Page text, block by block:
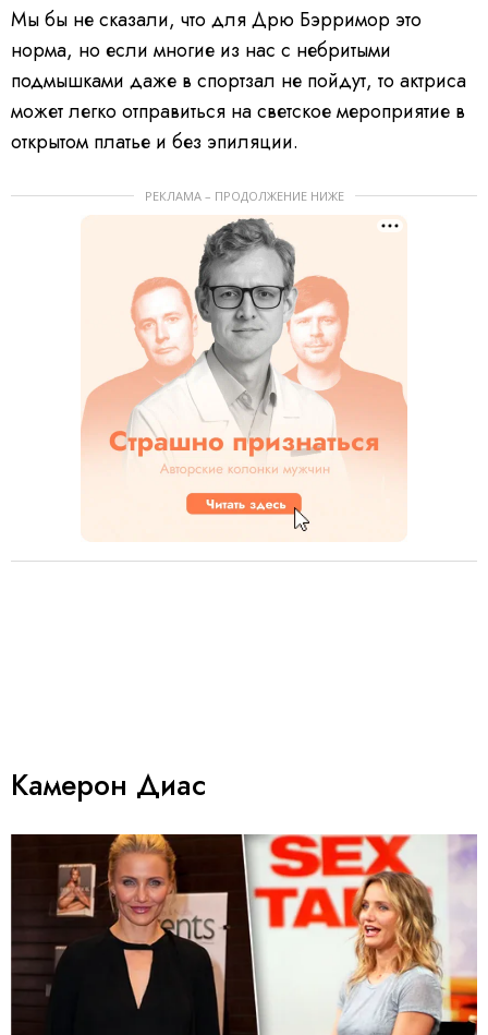
Мы бы не сказали, что для Дрю Бэрримор это
норма, но если многие из нас с небритыми
подмышками даже в спортзал не пойдут, то актриса
может легко отправиться на светское мероприятие в
открытом платье и без эпиляции.
РЕКЛАМА – ПРОДОЛЖЕНИЕ НИЖЕ
Камерон Диас